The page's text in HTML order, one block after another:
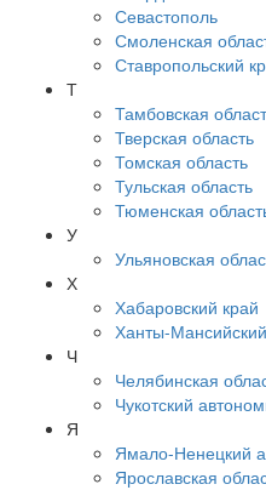
Севастополь
Смоленская
Ставропольский
Т
Тамбовская
Тверская область
Томская область
Тульская область
Тюменская
У
Ульяновская
Х
Хабаровский край
Ханты-
Ч
Челябинская
Чукотский
Я
Ямало-Ненецкий
Ярославская